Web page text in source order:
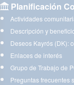
Planificación
Actividades
Descripción y
Deseos Kayrós (DK):
Enlaces de interés
Grupo de Trabajo de
Preguntas frecuentes